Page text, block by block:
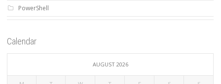
PowerShell
Calendar
AUGUST 2026